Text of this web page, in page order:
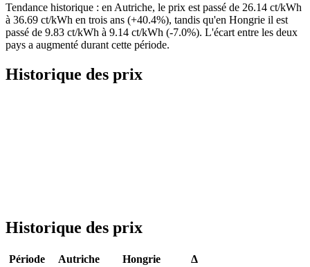
Tendance historique : en Autriche, le prix est passé de 26.14 ct/kWh
à 36.69 ct/kWh en trois ans (+40.4%), tandis qu'en Hongrie il est
passé de 9.83 ct/kWh à 9.14 ct/kWh (-7.0%). L'écart entre les deux
pays a augmenté durant cette période.
Historique des prix
Historique des prix
Période Autriche Hongrie
Δ